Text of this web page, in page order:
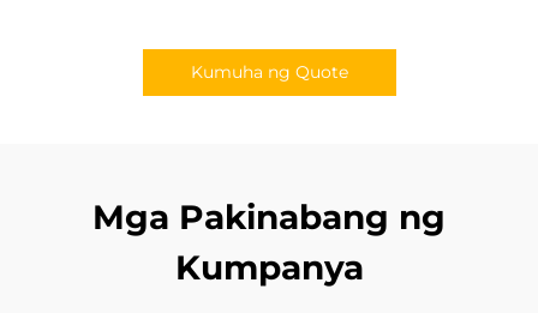
Kumuha ng Quote
Mga Pakinabang ng
Kumpanya